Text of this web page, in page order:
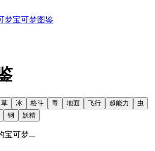
梦宝可梦图鉴
草 冰 格斗 毒 地面 飞行 超能力
虫
钢 妖精
宝可梦...